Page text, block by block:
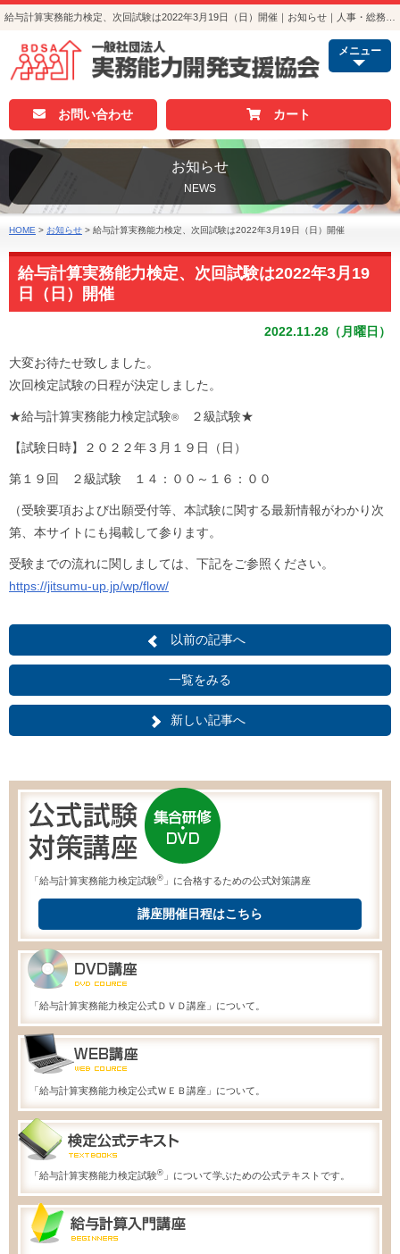
メニュー
お問い合わせ カート
お知らせ
NEWS
HOME > お知らせ > 給与計算実務能力検定、次回試験は2022年3月19日（日）開催
給与計算実務能力検定、次回試験は2022年3月19
日（日）開催
2022.11.28（月曜日）
大変お待たせ致しました。
次回検定試験の日程が決定しました。
★給与計算実務能力検定試験® ２級試験★
【試験日時】２０２２年３月１９日（日）
第１９回 ２級試験 １４：００～１６：００
（受験要項および出願受付等、本試験に関する最新情報がわかり次
第、本サイトにも掲載して参ります。
受験までの流れに関しましては、下記をご参照ください。
https://jitsumu-up.jp/wp/flow/
以前の記事へ
一覧をみる
新しい記事へ
「給与計算実務能力検定試験® 」に合格するための公式対策講座
講座開催日程はこちら
「給与計算実務能力検定公式ＤＶＤ講座」について。
「給与計算実務能力検定公式ＷＥＢ講座」について。
「給与計算実務能力検定試験® 」について学ぶための公式テキストです。